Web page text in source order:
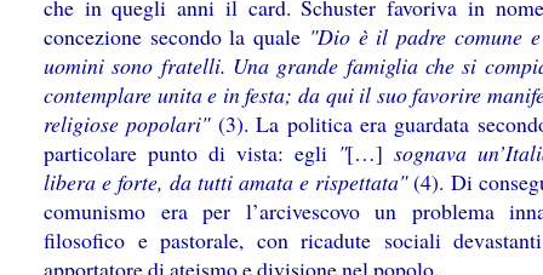
che in quegli anni il card. Schuster favoriva in
concezione secondo la quale "Dio è il padre comune
uomini sono fratelli. Una grande famiglia che si
contemplare unita e in festa; da qui il suo favorire
religiose popolari"(3). La politica era guardata
particolare punto di vista: egli "[…] sognava
libera e forte, da tutti amata e rispettata"(4). Di
comunismo era per l’arcivescovo un problema
filosofico e pastorale, con ricadute sociali
apportatore di ateismo e divisione nel popolo.